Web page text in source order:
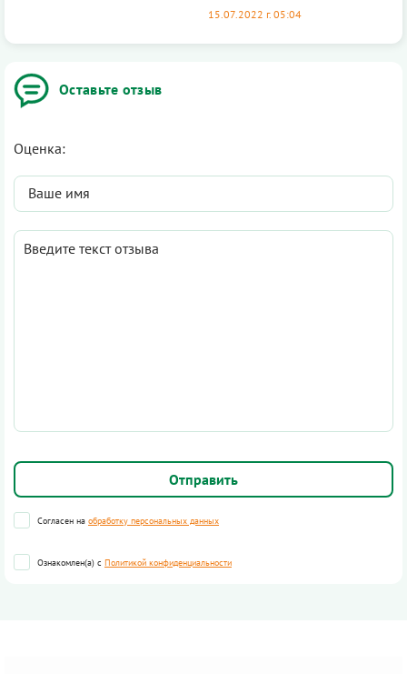
Оставьте отзыв
Оценка:
Согласен на обработку персональных данных
Ознакомлен(а) с Политикой конфиденциальности
15.07.2022 г. 05:04